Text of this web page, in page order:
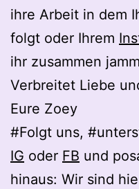
ihre Arbeit in dem
folgt oder Ihrem
ihr zusammen
Verbreitet Liebe
Eure Zoey
#Folgt uns,
IG oder FB und
hinaus: Wir sind